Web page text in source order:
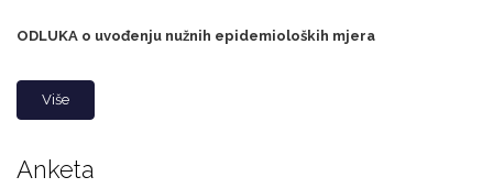
ODLUKA o uvođenju nužnih epidemioloških mjera
Više
Anketa